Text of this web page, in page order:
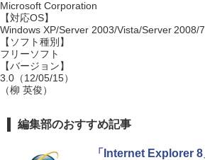
Microsoft Corporation
【対応OS】
Windows XP/Server 2003/Vista/Server 2008/7
【ソフト種別】
フリーソフト
【バージョン】
3.0（12/05/15）
（柳 英俊）
編集部のおすすめ記事
「Internet Explorer